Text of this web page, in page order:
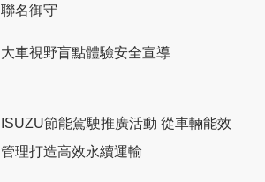
聯名御守
大車視野盲點體驗安全宣導
ISUZU節能駕駛推廣活動 從車輛能效
管理打造高效永續運輸